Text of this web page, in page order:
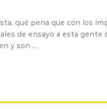
qué pena que con los
de ensayo a esta gente
y son …